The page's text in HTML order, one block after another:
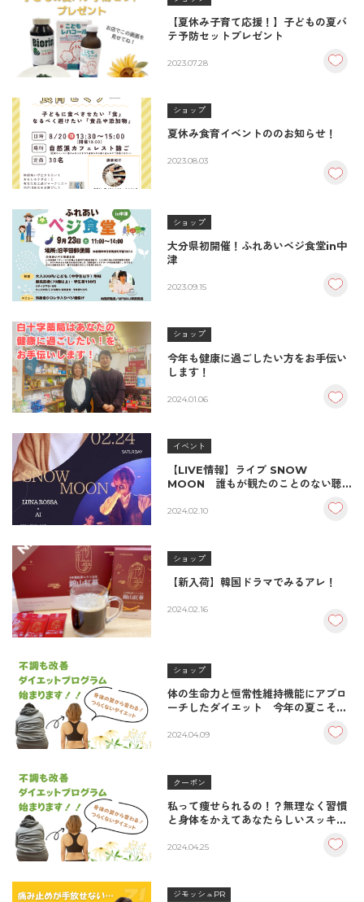
【夏休み子育て応援！】子どもの夏バ
テ予防セットプレゼント
2023.07.28
ショップ
夏休み食育イベントののお知らせ！
2023.08.03
ショップ
大分県初開催！ふれあいベジ食堂in中
津
2023.09.15
ショップ
今年も健康に過ごしたい方をお手伝い
します！
2024.01.06
イベント
【LIVE情報】ライブ SNOW
MOON 誰もが観たのことのない聴
ます！
2024.02.10
ショップ
【新入荷】韓国ドラマでみるアレ！
2024.02.16
ショップ
体の生命力と恒常性維持機能にアプロ
ーチしたダイエット 今年の夏こそ！
2024.04.09
クーポン
私って痩せられるの！？無理なく習慣
と身体をかえてあなたらしいスッキリ
2024.04.25
ジモッシュPR